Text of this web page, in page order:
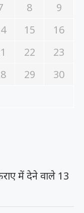
8
9
15
16
22
23
29
30
में देने वाले 13